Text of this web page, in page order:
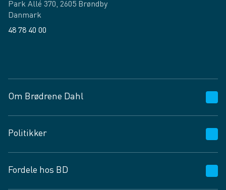
Park Allé 370, 2605 Brøndby
Danmark
48 78 40 00
Om Brødrene Dahl
Vagttelefon 30 10 89 89
Spørgsmål og svar
Job og karriere
Politikker
Privatlivspolitik
Fordele hos BD